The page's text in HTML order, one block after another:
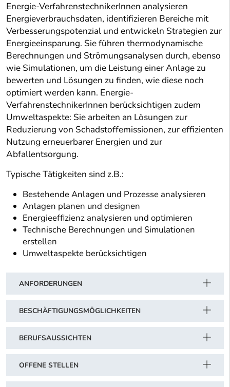
Energie-VerfahrenstechnikerInnen analysieren
Energieverbrauchsdaten, identifizieren Bereiche mit
Verbesserungspotenzial und entwickeln Strategien zur
Energieeinsparung. Sie führen thermodynamische
Berechnungen und Strömungsanalysen durch, ebenso
wie Simulationen, um die Leistung einer Anlage zu
bewerten und Lösungen zu finden, wie diese noch
optimiert werden kann. Energie-
VerfahrenstechnikerInnen berücksichtigen zudem
Umweltaspekte: Sie arbeiten an Lösungen zur
Reduzierung von Schadstoffemissionen, zur effizienten
Nutzung erneuerbarer Energien und zur
Abfallentsorgung.
Typische Tätigkeiten sind z.B.:
Bestehende Anlagen und Prozesse analysieren
Anlagen planen und designen
Energieeffizienz analysieren und optimieren
Technische Berechnungen und Simulationen
erstellen
Umweltaspekte berücksichtigen
ANFORDERUNGEN
BESCHÄFTIGUNGSMÖGLICHKEITEN
BERUFSAUSSICHTEN
OFFENE STELLEN